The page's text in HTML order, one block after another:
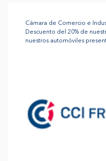
Cámara de Comercio e
Descuento del 20% de
nuestros automóviles